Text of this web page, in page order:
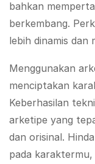
bahkan
berkembang.
lebih dinamis dan
Menggunakan
menciptakan
Keberhasilan
arketipe yang
dan orisinal.
pada karaktermu,